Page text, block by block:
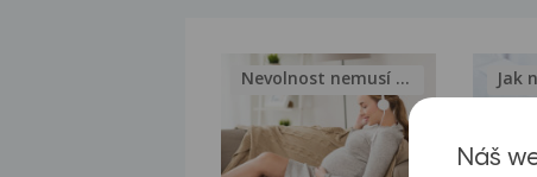
Nevolnost nemusí být nutnou... Jak
Náš